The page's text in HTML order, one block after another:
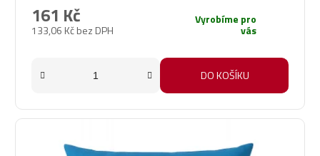
133,06 Kč bez DPH
161 Kč Vyrobíme pro
vás
DO KOŠÍKU